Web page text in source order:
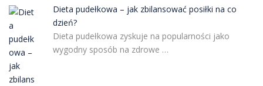
Dieta pudełkowa – jak zbilansować posiłki na co
dzień?
Dieta pudełkowa zyskuje na popularności jako
wygodny sposób na zdrowe …